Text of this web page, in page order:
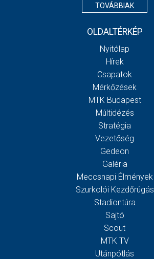
TOVÁBBIAK
OLDALTÉRKÉP
Nyitólap
Hírek
Csapatok
Mérkőzések
MTK Budapest
Múltidézés
Stratégia
Vezetőség
Gedeon
Galéria
Meccsnapi Élmények
Szurkolói Kezdőrúgás
Stadiontúra
Sajtó
Scout
MTK TV
Utánpótlás